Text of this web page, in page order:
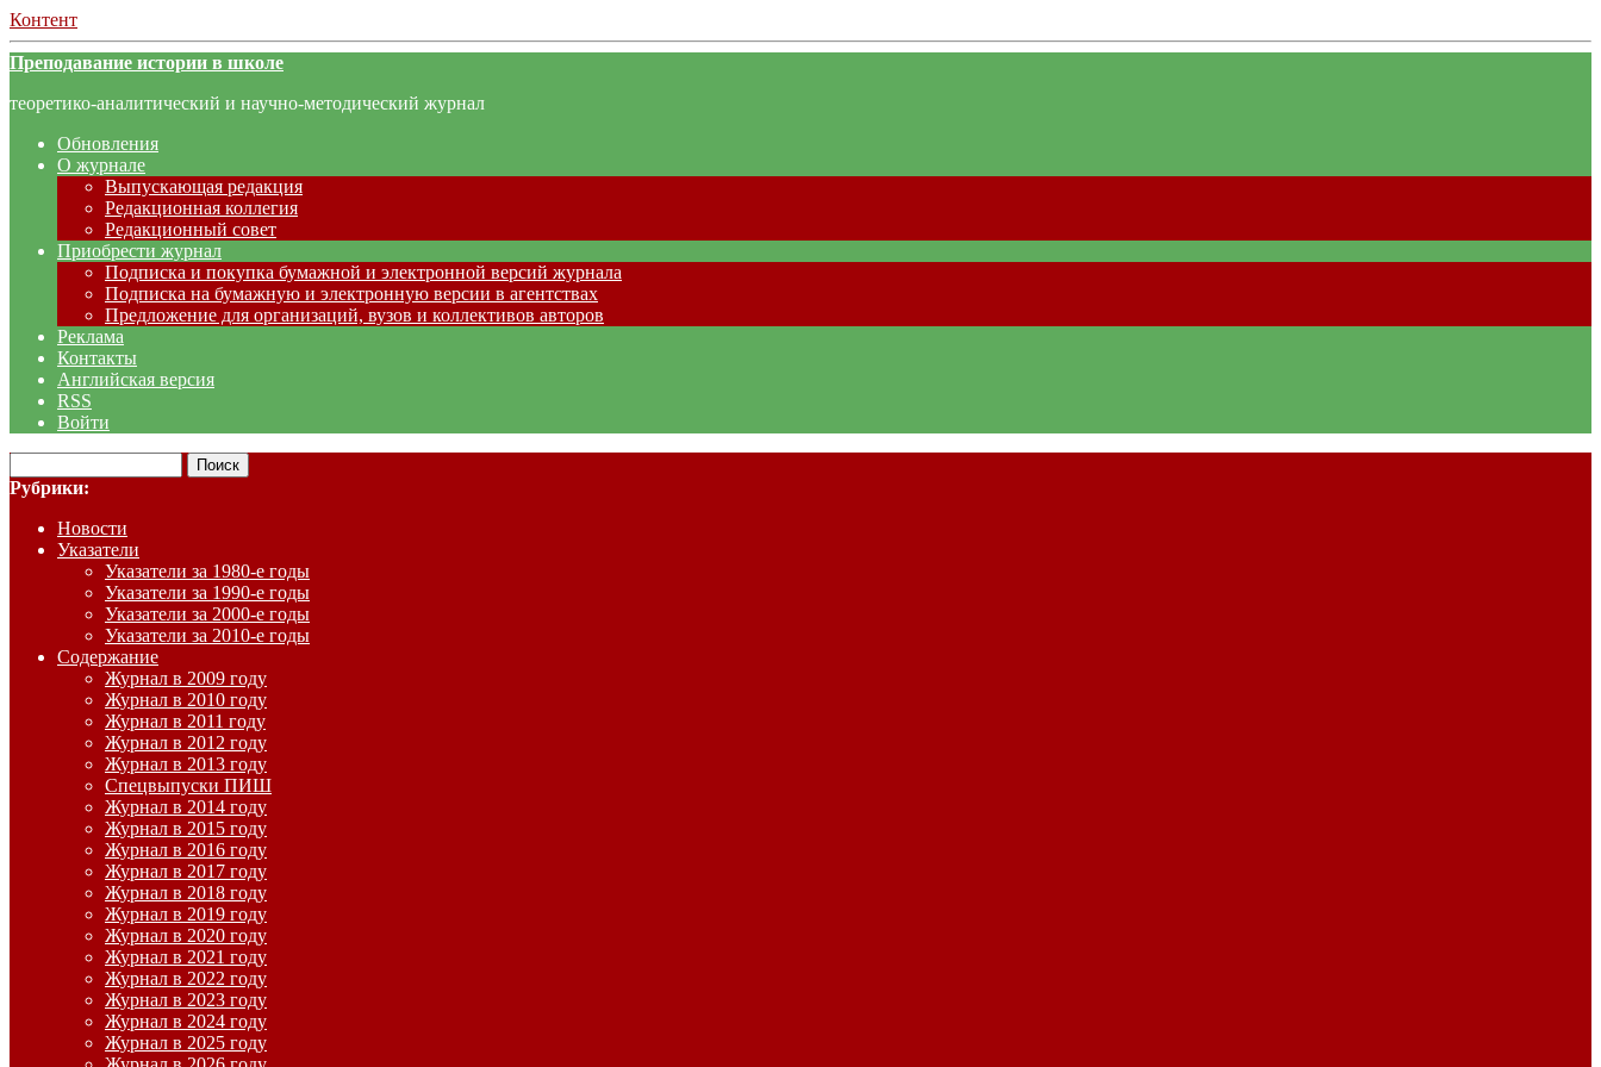
Контент
Преподавание истории в школе
теоретико-аналитический и научно-методический журнал
Обновления
О журнале
Выпускающая редакция
Редакционная коллегия
Редакционный совет
Приобрести журнал
Подписка и покупка бумажной и электронной версий журнала
Подписка на бумажную и электронную версии в агентствах
Предложение для организаций, вузов и коллективов авторов
Реклама
Контакты
Английская версия
RSS
Войти
Рубрики:
Новости
Указатели
Указатели за 1980-е годы
Указатели за 1990-е годы
Указатели за 2000-е годы
Указатели за 2010-е годы
Содержание
Журнал в 2009 году
Журнал в 2010 году
Журнал в 2011 году
Журнал в 2012 году
Журнал в 2013 году
Спецвыпуски ПИШ
Журнал в 2014 году
Журнал в 2015 году
Журнал в 2016 году
Журнал в 2017 году
Журнал в 2018 году
Журнал в 2019 году
Журнал в 2020 году
Журнал в 2021 году
Журнал в 2022 году
Журнал в 2023 году
Журнал в 2024 году
Журнал в 2025 году